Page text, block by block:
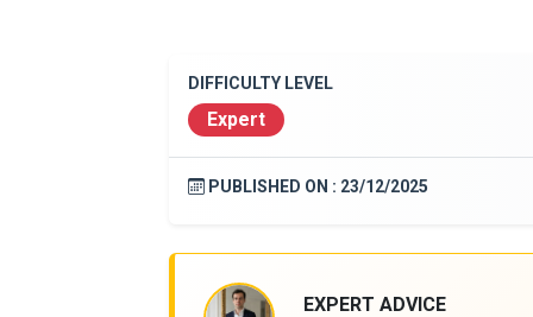
DIFFICULTY LEVEL
Expert
PUBLISHED ON : 23/12/2025
EXPERT ADVICE